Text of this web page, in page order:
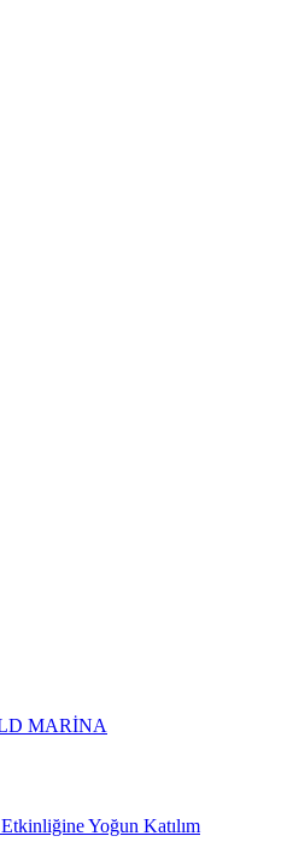
MARİNA
Yoğun Katılım